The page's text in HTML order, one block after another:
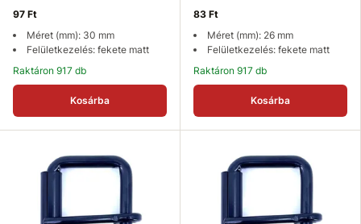
97 Ft
Méret (mm): 30 mm
Felületkezelés: fekete matt
Raktáron 917 db
Kosárba
83 Ft
Méret (mm): 26 mm
Felületkezelés: fekete matt
Raktáron 917 db
Kosárba